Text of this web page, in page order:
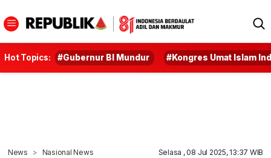
Hot Topics: #Gubernur BI Mundur #Kongres Umat Islam
News Nasional News Selasa , 08 Jul 2025, 13:37 WIB